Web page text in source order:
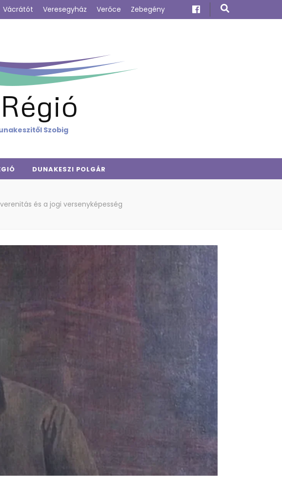
Vácrátót Veresegyház Verőce Zebegény
Szobig
DUNAKESZI POLGÁR
és a jogi versenyképesség